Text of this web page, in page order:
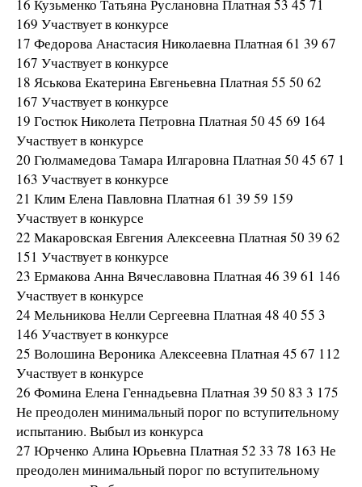
16 Кузьменко Татьяна Руслановна Платная 53 45 71
169 Участвует в конкурсе
17 Федорова Анастасия Николаевна Платная 61 39 67
167 Участвует в конкурсе
18 Яськова Екатерина Евгеньевна Платная 55 50 62
167 Участвует в конкурсе
19 Гостюк Николета Петровна Платная 50 45 69 164
Участвует в конкурсе
20 Гюлмамедова Тамара Илгаровна Платная 50 45 67 1
163 Участвует в конкурсе
21 Клим Елена Павловна Платная 61 39 59 159
Участвует в конкурсе
22 Макаровская Евгения Алексеевна Платная 50 39 62
151 Участвует в конкурсе
23 Ермакова Анна Вячеславовна Платная 46 39 61 146
Участвует в конкурсе
24 Мельникова Нелли Сергеевна Платная 48 40 55 3
146 Участвует в конкурсе
25 Волошина Вероника Алексеевна Платная 45 67 112
Участвует в конкурсе
26 Фомина Елена Геннадьевна Платная 39 50 83 3 175
Не преодолен минимальный порог по вступительному
испытанию. Выбыл из конкурса
27 Юрченко Алина Юрьевна Платная 52 33 78 163 Не
преодолен минимальный порог по вступительному